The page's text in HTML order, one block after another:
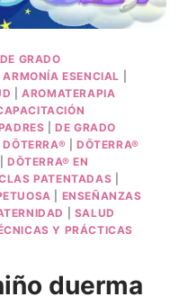
GRADO
|ARMONÍA ESENCIAL
|AROMATERAPIA
|DE GRADO
|DŌTERRA® |DŌTERRA®
|DŌTERRA® EN
PATENTADAS
ENSEÑANZAS
SALUD
Y PRÁCTICAS
duerma